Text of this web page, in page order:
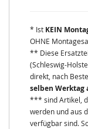
* Ist KEIN
OHNE
** Diese
(Schleswig-
direkt, nach
selben Werktag
*** sind Artikel,
werden und aus
verfügbar sind.